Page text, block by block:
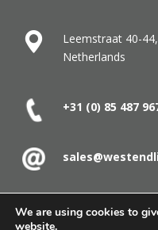
Leemstraat 40-
Netherlands
+31 (0) 85 487
contact
We are using cookies to
website.